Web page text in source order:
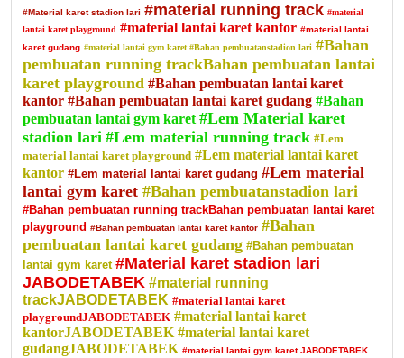
#Material karet stadion lari #material running track #material
lantai karet playground #material lantai karet kantor #material lantai
karet gudang #material lantai gym karet#Bahan pembuatanstadion lari #Bahan
pembuatan running trackBahan pembuatan lantai
karet playground #Bahan pembuatan lantai karet
kantor #Bahan pembuatan lantai karet gudang #Bahan
pembuatan lantai gym karet #Lem Material karet
stadion lari #Lem material running track #Lem
material lantai karet playground #Lem material lantai karet
kantor #Lem material lantai karet gudang #Lem material
lantai gym karet #Bahan pembuatanstadion lari
#Bahan pembuatan running trackBahan pembuatan lantai karet
playground #Bahan pembuatan lantai karet kantor #Bahan
pembuatan lantai karet gudang #Bahan pembuatan
lantai gym karet #Material karet stadion lari
JABODETABEK #material running
trackJABODETABEK #material lantai karet
playgroundJABODETABEK #material lantai karet
kantorJABODETABEK #material lantai karet
gudangJABODETABEK #material lantai gym karet JABODETABEK